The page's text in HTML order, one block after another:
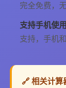
完全免费，
支持手机使用
支持，手机
🔗 相关计算